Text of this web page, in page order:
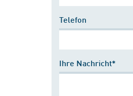
Telefon
Ihre Nachricht*